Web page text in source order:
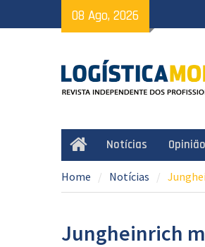
to
08 Ago, 2026
HomeNotícias Opinião
Home Notícias
Jungheinrich